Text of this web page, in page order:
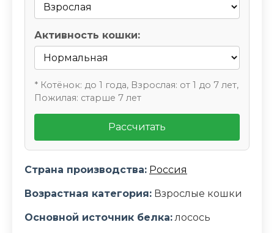
Активность кошки:
* Котёнок: до 1 года, Взрослая: от 1 до 7 лет,
Пожилая: старше 7 лет
Рассчитать
Страна производства: Россия
Возрастная категория: Взрослые кошки
Основной источник белка: лосось